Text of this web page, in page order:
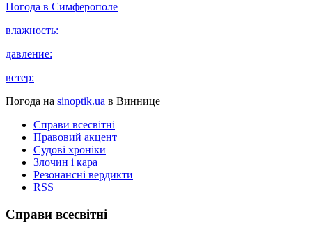
Погода в Симферополе
влажность:
давление:
ветер:
Погода на sinoptik.ua в Виннице
Справи всесвітні
Правовий акцент
Судові хроніки
Злочин і кара
Резонансні вердикти
RSS
Справи всесвітні